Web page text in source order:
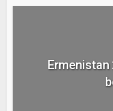
Ermenistan